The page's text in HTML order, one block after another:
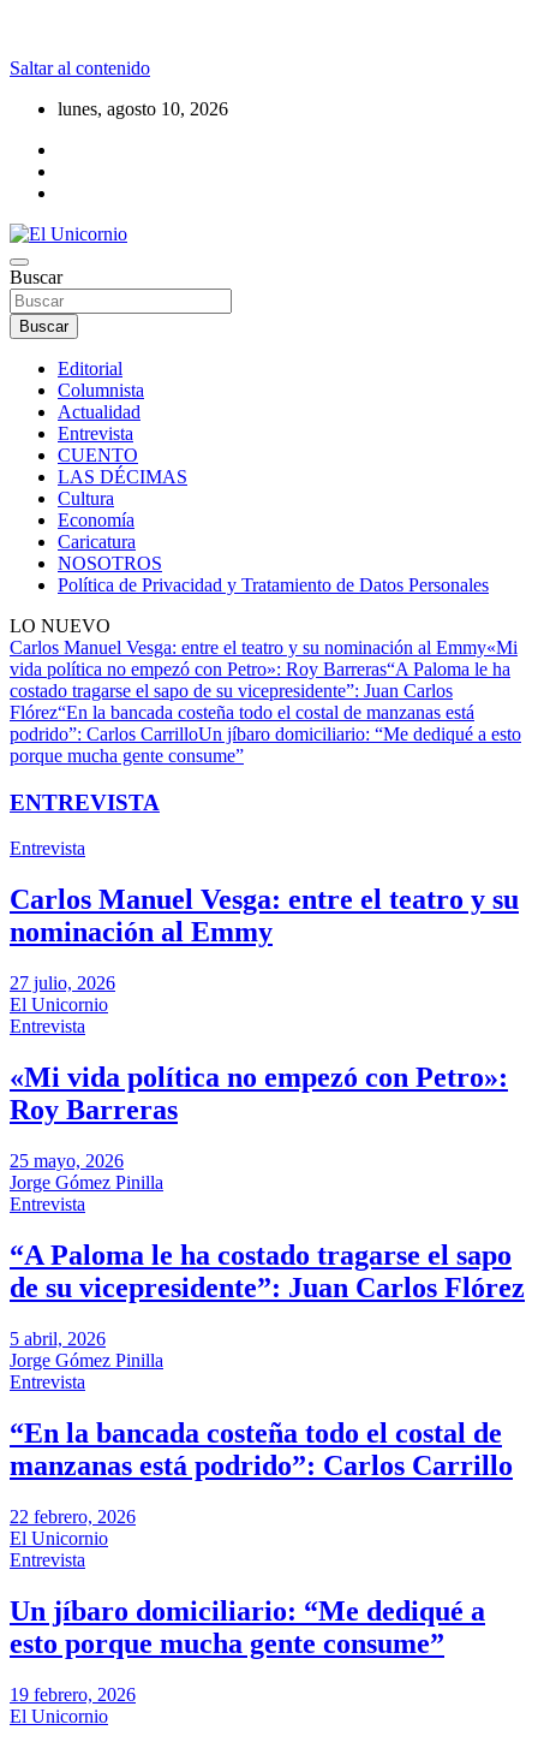
Saltar al contenido
lunes, agosto 10, 2026
El Unicornio
La realidad supera la fantasía
Buscar
Buscar
Editorial
Columnista
Actualidad
Entrevista
CUENTO
LAS DÉCIMAS
Cultura
Economía
Caricatura
NOSOTROS
Política de Privacidad y Tratamiento de Datos Personales
LO NUEVO
Carlos Manuel Vesga: entre el teatro y su nominación al Emmy«Mi
vida política no empezó con Petro»: Roy Barreras“A Paloma le ha
costado tragarse el sapo de su vicepresidente”: Juan Carlos
Flórez“En la bancada costeña todo el costal de manzanas está
podrido”: Carlos CarrilloUn jíbaro domiciliario: “Me dediqué a esto
porque mucha gente consume”
ENTREVISTA
Entrevista
Carlos Manuel Vesga: entre el teatro y su
nominación al Emmy
27 julio, 2026
El Unicornio
Entrevista
«Mi vida política no empezó con Petro»:
Roy Barreras
25 mayo, 2026
Jorge Gómez Pinilla
Entrevista
“A Paloma le ha costado tragarse el sapo
de su vicepresidente”: Juan Carlos Flórez
5 abril, 2026
Jorge Gómez Pinilla
Entrevista
“En la bancada costeña todo el costal de
manzanas está podrido”: Carlos Carrillo
22 febrero, 2026
El Unicornio
Entrevista
Un jíbaro domiciliario: “Me dediqué a
esto porque mucha gente consume”
19 febrero, 2026
El Unicornio